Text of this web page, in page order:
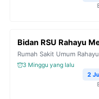
Bidan RSU Rahayu
Rumah Sakit Umum
3 Minggu yang lalu
2